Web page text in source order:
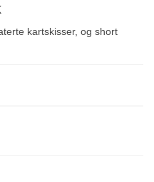
kartskisser, og short